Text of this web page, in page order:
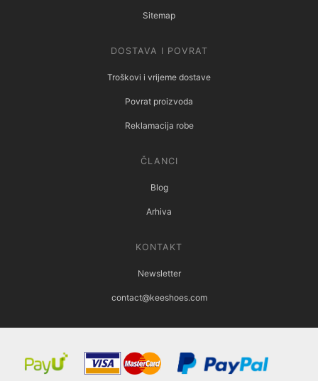
Sitemap
DOSTAVA I POVRAT
Troškovi i vrijeme dostave
Povrat proizvoda
Reklamacija robe
ČLANCI
Blog
Arhiva
KONTAKT
Newsletter
contact@keeshoes.com